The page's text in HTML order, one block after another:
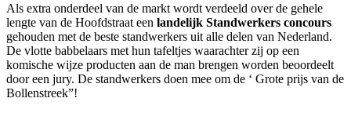
Als extra onderdeel van de markt wordt verdeeld over de gehele
lengte van de Hoofdstraat een landelijk Standwerkers concours
gehouden met de beste standwerkers uit alle delen van Nederland.
De vlotte babbelaars met hun tafeltjes waarachter zij op een
komische wijze producten aan de man brengen worden beoordeelt
door een jury. De standwerkers doen mee om de ‘ Grote prijs van de
Bollenstreek”!